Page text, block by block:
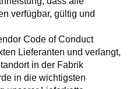
verfügbar, gültig und
Code of Conduct
Lieferanten und verlangt,
in der Fabrik
in die wichtigsten